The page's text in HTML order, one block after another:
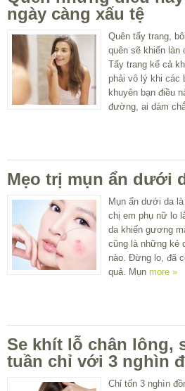
ngày càng xấu tệ
Quên tẩy trang,
quên sẽ khiến làn
Tẩy trang kể cả
phải vô lý khi các
khuyên bạn điều
đường, ai dám
Mẹo trị mụn ẩn dưới
Mụn ẩn dưới da
chị em phụ nữ lo
da khiến gương
cũng là những kẻ
nào. Đừng lo, đã
quả. Mụn more »
Se khít lỗ chân lông,
tuần chỉ với 3 nghìn
Chỉ tốn 3 nghìn